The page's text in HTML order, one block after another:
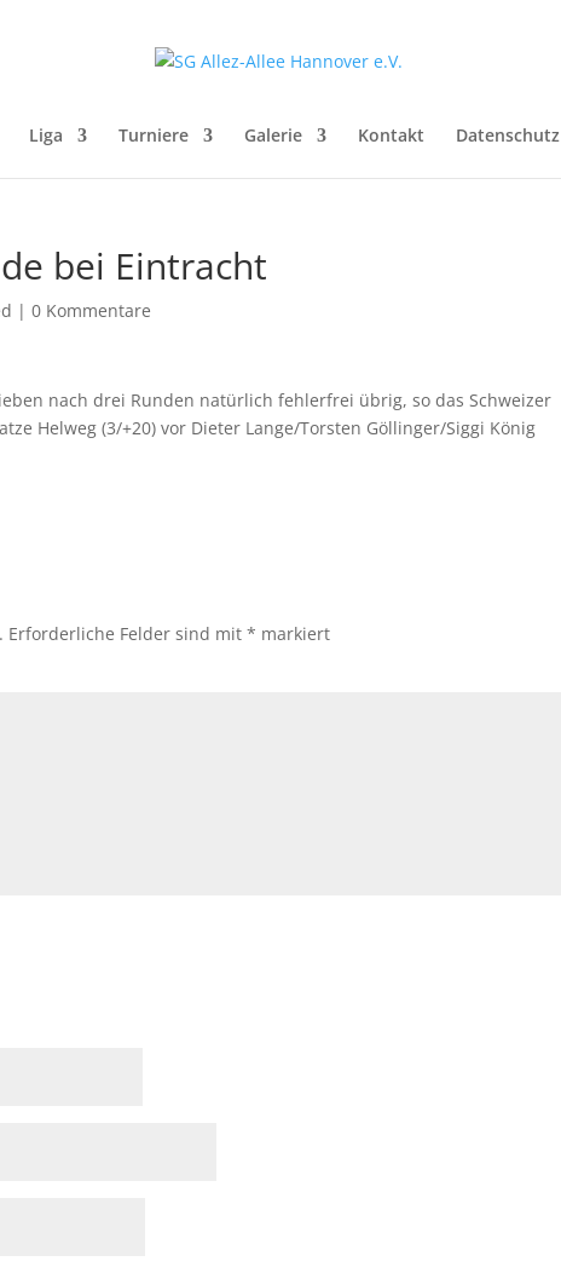
Liga Turniere Galerie Kontakt Datenschutz
bei Eintracht
|0 Kommentare
nach drei Runden natürlich fehlerfrei übrig, so das Schweizer
Helweg (3/+20) vor Dieter Lange/Torsten Göllinger/Siggi König
Erforderliche Felder sind mit* markiert